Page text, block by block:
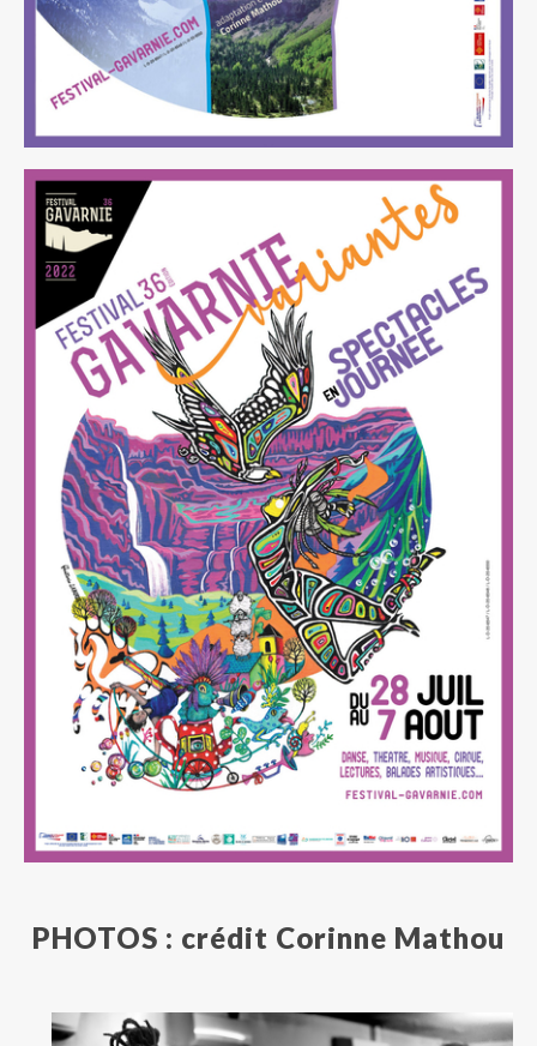
PHOTOS : crédit Corinne Mathou